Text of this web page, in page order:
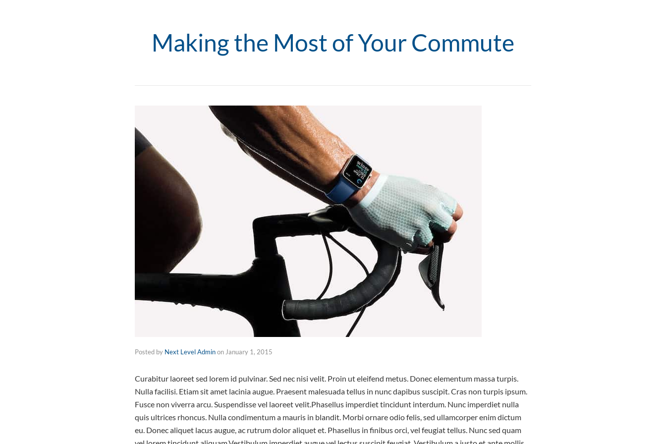
Making the Most of Your Commute
Posted by Next Level Adminon January 1, 2015
Curabitur laoreet sed lorem id pulvinar. Sed nec nisi velit. Proin ut eleifend metus. Donec elementum massa turpis.
Nulla facilisi. Etiam sit amet lacinia augue. Praesent malesuada tellus in nunc dapibus suscipit. Cras non turpis ipsum.
Fusce non viverra arcu. Suspendisse vel laoreet velit.Phasellus imperdiet tincidunt interdum. Nunc imperdiet nulla
quis ultrices rhoncus. Nulla condimentum a mauris in blandit. Morbi ornare odio felis, sed ullamcorper enim dictum
eu. Donec aliquet lacus augue, ac rutrum dolor aliquet et. Phasellus in finibus orci, vel feugiat tellus. Nunc sed quam